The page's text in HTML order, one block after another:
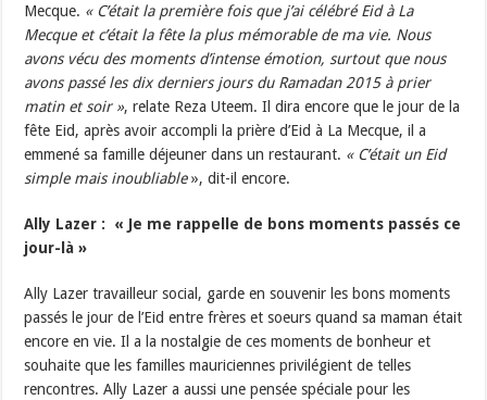
Mecque. « C’était la première fois que j’ai célébré Eid à La
Mecque et c’était la fête la plus mémorable de ma vie. Nous
avons vécu des moments d’intense émotion, surtout que nous
avons passé les dix derniers jours du Ramadan 2015 à prier
matin et soir », relate Reza Uteem. Il dira encore que le jour de la
fête Eid, après avoir accompli la prière d’Eid à La Mecque, il a
emmené sa famille déjeuner dans un restaurant. « C’était un Eid
simple mais inoubliable», dit-il encore.
Ally Lazer : « Je me rappelle de bons moments passés ce
jour-là »
Ally Lazer travailleur social, garde en souvenir les bons moments
passés le jour de l’Eid entre frères et soeurs quand sa maman était
encore en vie. Il a la nostalgie de ces moments de bonheur et
souhaite que les familles mauriciennes privilégient de telles
rencontres. Ally Lazer a aussi une pensée spéciale pour les